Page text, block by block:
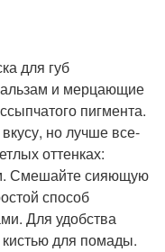
для губ
и мерцающие
пигмента.
но лучше все-
оттенках:
Смешайте сияющую
способ
Для удобства
для помады.